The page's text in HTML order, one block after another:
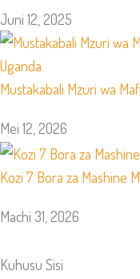
Juni 12, 2025
Mustakabali Mzuri wa
Mei 12, 2026
Kozi 7 Bora za Mashine
Machi 31, 2026
Kuhusu Sisi